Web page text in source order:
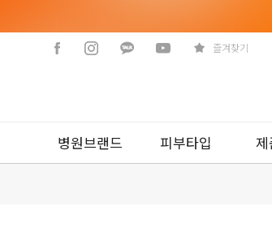
즐겨찾기
병원브랜드 피부타입